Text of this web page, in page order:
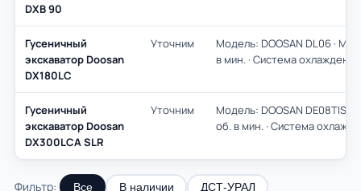
DXB 90
Гусеничный
экскаватор Doosan
DX180LC
Уточним
Модель: DOOSAN DL06 ·
в мин. · Система
Гусеничный
экскаватор Doosan
DX300LCA SLR
Уточним
Модель: DOOSAN DE08TIS
об. в мин. · Система
Фильтр: Все В наличии ДСТ-УРАЛ